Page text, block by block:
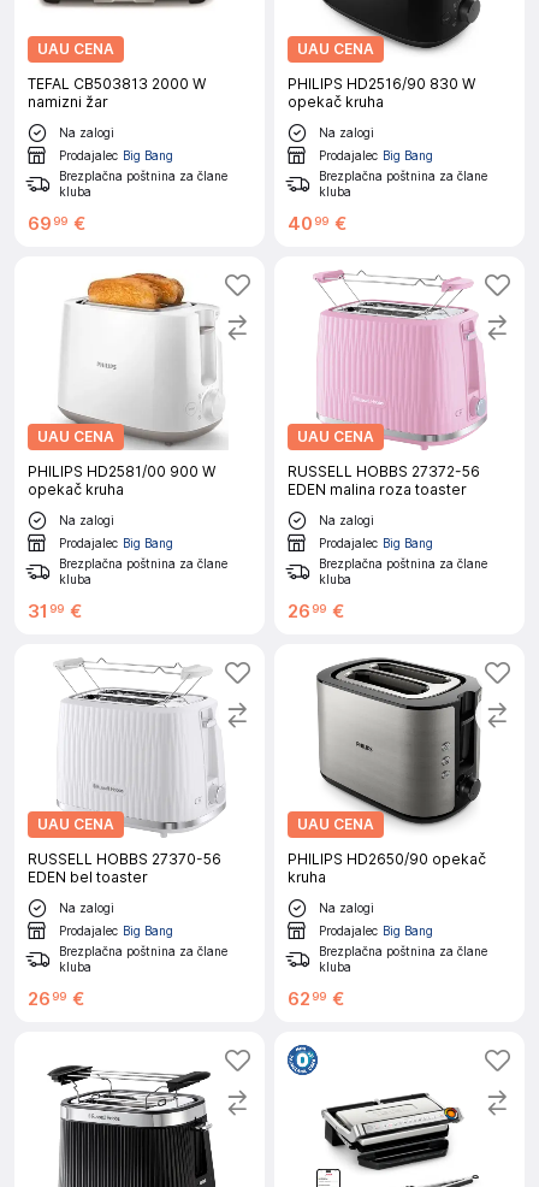
UAU CENA
TEFAL CB503813 2000 W
namizni žar
Na zalogi
Prodajalec Big Bang
Brezplačna poštnina za člane
kluba
69 99 €
UAU CENA
PHILIPS HD2516/90 830 W
opekač kruha
Na zalogi
Prodajalec Big Bang
Brezplačna poštnina za člane
kluba
40 99 €
UAU CENA
PHILIPS HD2581/00 900 W
opekač kruha
Na zalogi
Prodajalec Big Bang
Brezplačna poštnina za člane
kluba
31 99 €
UAU CENA
RUSSELL HOBBS 27372-56
EDEN malina roza toaster
Na zalogi
Prodajalec Big Bang
Brezplačna poštnina za člane
kluba
26 99 €
UAU CENA
RUSSELL HOBBS 27370-56
EDEN bel toaster
Na zalogi
Prodajalec Big Bang
Brezplačna poštnina za člane
kluba
26 99 €
UAU CENA
PHILIPS HD2650/90 opekač
kruha
Na zalogi
Prodajalec Big Bang
Brezplačna poštnina za člane
kluba
62 99 €